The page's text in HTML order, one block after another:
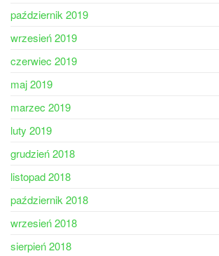
październik 2019
wrzesień 2019
czerwiec 2019
maj 2019
marzec 2019
luty 2019
grudzień 2018
listopad 2018
październik 2018
wrzesień 2018
sierpień 2018